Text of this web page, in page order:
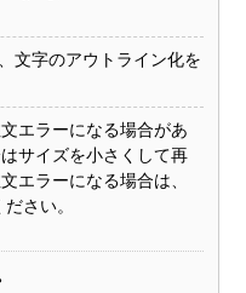
文字のアウトライン化を
エラーになる場合があ
サイズを小さくして再
エラーになる場合は、
さい。